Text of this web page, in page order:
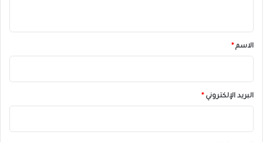
*الاسم *
البريد الإلكتروني *